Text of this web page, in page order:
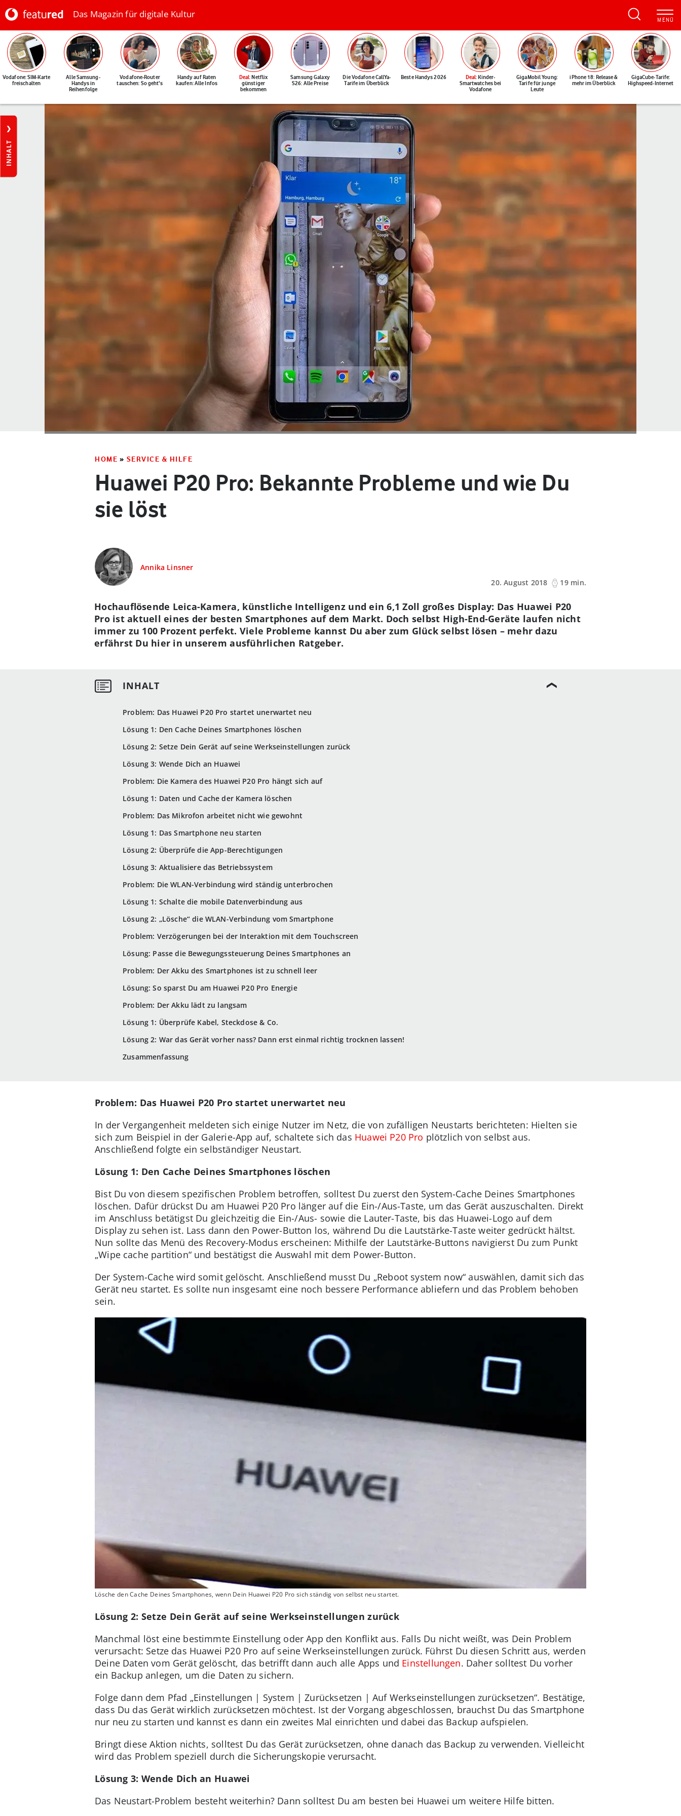
Das Magazin für digitale Kultur
Vodafone: SIM-Karte
freischalten
Alle Samsung-
Handys in
Reihenfolge
Vodafone-Router
tauschen: So geht's
Handy auf Raten
kaufen: Alle Infos
Deal: Netflix
günstiger
bekommen
Samsung Galaxy
S26: Alle Preise
Die Vodafone CallYa-
Tarife im Überblick
Beste Handys 2026 Deal: Kinder-
Smartwatches bei
Vodafone
GigaMobil Young:
Tarife für junge
Leute
iPhone 18: Release &
mehr im Überblick
GigaCube-Tarife:
Highspeed-Internet
INHALT
HOME » SERVICE & HILFE
Huawei P20 Pro: Bekannte Probleme und wie Du
sie löst
Annika Linsner
20. August 2018
19 min.
Problem: Das Huawei P20 Pro startet unerwartet neu
Lösung 1: Den Cache Deines Smartphones löschen
Lösung 2: Setze Dein Gerät auf seine Werkseinstellungen zurück
Lösung 3: Wende Dich an Huawei
Problem: Die Kamera des Huawei P20 Pro hängt sich auf
Lösung 1: Daten und Cache der Kamera löschen
Problem: Das Mikrofon arbeitet nicht wie gewohnt
Lösung 1: Das Smartphone neu starten
Lösung 2: Überprüfe die App-Berechtigungen
Lösung 3: Aktualisiere das Betriebssystem
Problem: Die WLAN-Verbindung wird ständig unterbrochen
Lösung 1: Schalte die mobile Datenverbindung aus
Lösung 2: „Lösche“ die WLAN-Verbindung vom Smartphone
Problem: Verzögerungen bei der Interaktion mit dem Touchscreen
Lösung: Passe die Bewegungssteuerung Deines Smartphones an
Problem: Der Akku des Smartphones ist zu schnell leer
Lösung: So sparst Du am Huawei P20 Pro Energie
Problem: Der Akku lädt zu langsam
Lösung 1: Überprüfe Kabel, Steckdose & Co.
Lösung 2: War das Gerät vorher nass? Dann erst einmal richtig trocknen lassen!
Zusammenfassung
Hochauflösende Leica-Kamera, künstliche Intelligenz und ein 6,1 Zoll großes Display: Das Huawei P20
Pro ist aktuell eines der besten Smartphones auf dem Markt. Doch selbst High-End-Geräte laufen nicht
immer zu 100 Prozent perfekt. Viele Probleme kannst Du aber zum Glück selbst lösen – mehr dazu
erfährst Du hier in unserem ausführlichen Ratgeber.
Problem: Das Huawei P20 Pro startet unerwartet neu
In der Vergangenheit meldeten sich einige Nutzer im Netz, die von zufälligen Neustarts berichteten: Hielten sie
sich zum Beispiel in der Galerie-App auf, schaltete sich das Huawei P20 Pro plötzlich von selbst aus.
Anschließend folgte ein selbständiger Neustart.
Lösung 1: Den Cache Deines Smartphones löschen
Bist Du von diesem spezifischen Problem betroffen, solltest Du zuerst den System-Cache Deines Smartphones
löschen. Dafür drückst Du am Huawei P20 Pro länger auf die Ein-/Aus-Taste, um das Gerät auszuschalten. Direkt
im Anschluss betätigst Du gleichzeitig die Ein-/Aus- sowie die Lauter-Taste, bis das Huawei-Logo auf dem
Display zu sehen ist. Lass dann den Power-Button los, während Du die Lautstärke-Taste weiter gedrückt hältst.
Nun sollte das Menü des Recovery-Modus erscheinen: Mithilfe der Lautstärke-Buttons navigierst Du zum Punkt
„Wipe cache partition“ und bestätigst die Auswahl mit dem Power-Button.
Der System-Cache wird somit gelöscht. Anschließend musst Du „Reboot system now“ auswählen, damit sich das
Gerät neu startet. Es sollte nun insgesamt eine noch bessere Performance abliefern und das Problem behoben
sein.
Lösche den Cache Deines Smartphones, wenn Dein Huawei P20 Pro sich ständig von selbst neu startet.
Lösung 2: Setze Dein Gerät auf seine Werkseinstellungen zurück
Manchmal löst eine bestimmte Einstellung oder App den Konflikt aus. Falls Du nicht weißt, was Dein Problem
verursacht: Setze das Huawei P20 Pro auf seine Werkseinstellungen zurück. Führst Du diesen Schritt aus, werden
Deine Daten vom Gerät gelöscht, das betrifft dann auch alle Apps und Einstellungen. Daher solltest Du vorher
ein Backup anlegen, um die Daten zu sichern.
Folge dann dem Pfad „Einstellungen | System | Zurücksetzen | Auf Werkseinstellungen zurücksetzen“. Bestätige,
dass Du das Gerät wirklich zurücksetzen möchtest. Ist der Vorgang abgeschlossen, brauchst Du das Smartphone
nur neu zu starten und kannst es dann ein zweites Mal einrichten und dabei das Backup aufspielen.
Bringt diese Aktion nichts, solltest Du das Gerät zurücksetzen, ohne danach das Backup zu verwenden. Vielleicht
wird das Problem speziell durch die Sicherungskopie verursacht.
Lösung 3: Wende Dich an Huawei
Das Neustart-Problem besteht weiterhin? Dann solltest Du am besten bei Huawei um weitere Hilfe bitten.